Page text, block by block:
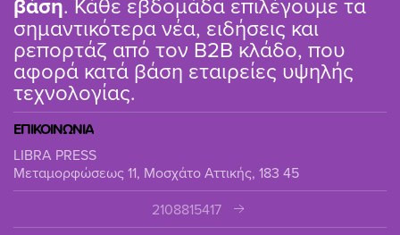
σημαντικότερα νέα, ειδήσεις και
ρεπορτάζ από τον B2B κλάδο, που
αφορά κατά βάση εταιρείες υψηλής
τεχνολογίας.
ΕΠΙΚΟΙΝΩΝΙΑ
LIBRA PRESS
Μεταμορφώσεως 11, Μοσχάτο Αττικής, 183 45
2108815417